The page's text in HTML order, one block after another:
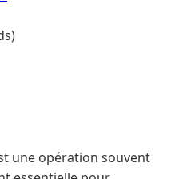
une opération souvent